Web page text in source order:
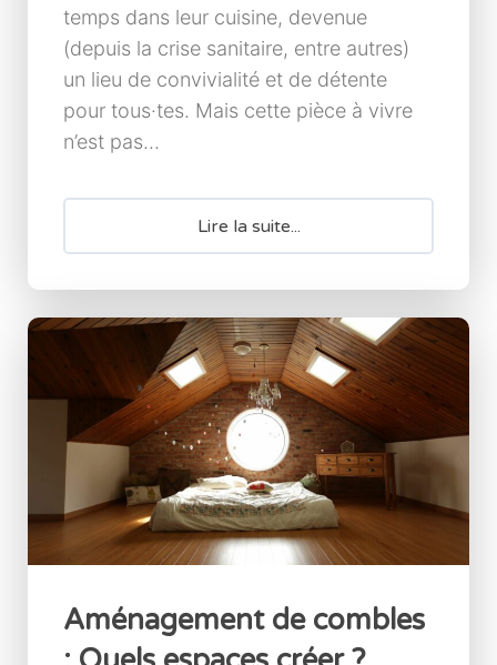
temps dans leur cuisine, devenue
(depuis la crise sanitaire, entre autres)
un lieu de convivialité et de détente
pour tous·tes. Mais cette pièce à vivre
n’est pas...
Lire la suite...
Aménagement de combles